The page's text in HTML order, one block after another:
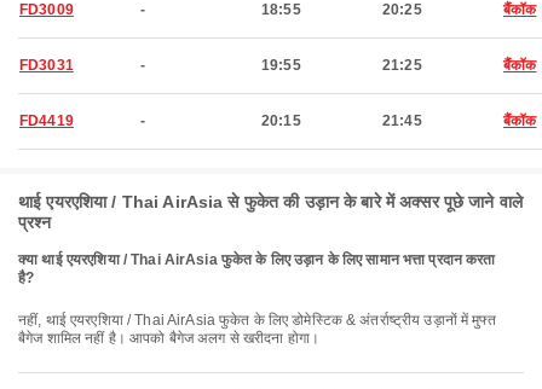
FD3009 - 18:55 20:25 बैंकॉक
FD3031 - 19:55 21:25 बैंकॉक
FD4419 - 20:15 21:45 बैंकॉक
थाई एयरएशिया / Thai AirAsia से फुकेत की उड़ान के बारे में अक्सर पूछे जाने वाले
प्रश्न
क्या थाई एयरएशिया / Thai AirAsia फुकेत के लिए उड़ान के लिए सामान भत्ता प्रदान करता
है?
नहीं, थाई एयरएशिया / Thai AirAsia फुकेत के लिए डोमेस्टिक & अंतर्राष्ट्रीय उड़ानों में मुफ्त
बैगेज शामिल नहीं है। आपको बैगेज अलग से खरीदना होगा।